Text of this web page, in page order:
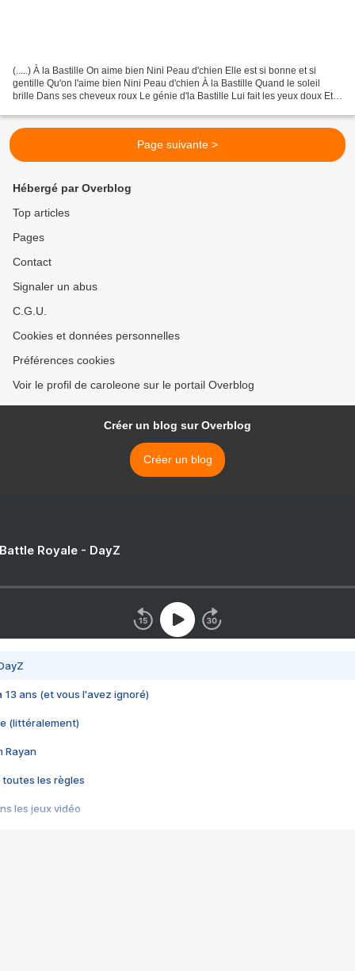
(.....) À la Bastille On aime bien Nini Peau d'chien Elle est si bonne et si
gentille Qu'on l'aime bien Nini Peau d'chien À la Bastille Quand le soleil
brille Dans ses cheveux roux Le génie d'la Bastille Lui fait les yeux doux Et
Page suivante >
Hébergé par Overblog
Top articles
Pages
Contact
Signaler un abus
C.G.U.
Cookies et données personnelles
Préférences cookies
Voir le profil de caroleone sur le portail Overblog
Créer un blog sur Overblog
Créer un blog
Royale - DayZ
13 ans (et vous l'avez ignoré)
(littéralement)
Rayan
toutes les règles
les jeux vidéo